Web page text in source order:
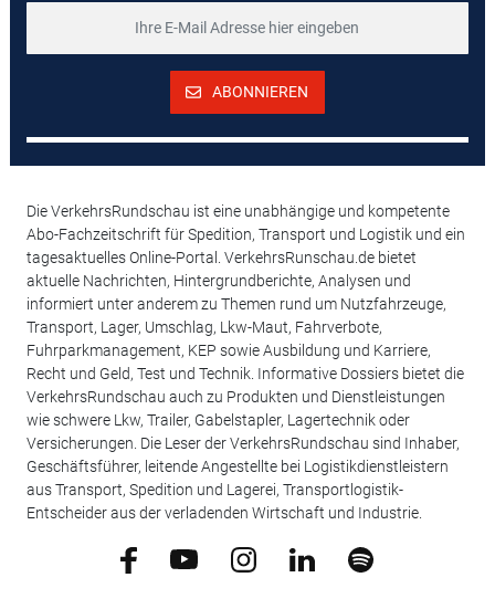
ABONNIEREN
Die VerkehrsRundschau ist eine unabhängige und kompetente
Abo-Fachzeitschrift für Spedition, Transport und Logistik und ein
tagesaktuelles Online-Portal. VerkehrsRunschau.de bietet
aktuelle Nachrichten, Hintergrundberichte, Analysen und
informiert unter anderem zu Themen rund um Nutzfahrzeuge,
Transport, Lager, Umschlag, Lkw-Maut, Fahrverbote,
Fuhrparkmanagement, KEP sowie Ausbildung und Karriere,
Recht und Geld, Test und Technik. Informative Dossiers bietet die
VerkehrsRundschau auch zu Produkten und Dienstleistungen
wie schwere Lkw, Trailer, Gabelstapler, Lagertechnik oder
Versicherungen. Die Leser der VerkehrsRundschau sind Inhaber,
Geschäftsführer, leitende Angestellte bei Logistikdienstleistern
aus Transport, Spedition und Lagerei, Transportlogistik-
Entscheider aus der verladenden Wirtschaft und Industrie.